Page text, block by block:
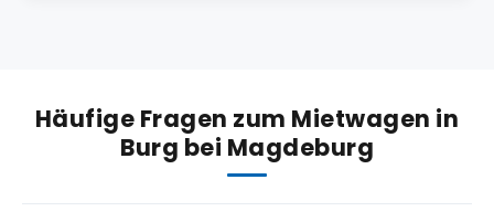
Häufige Fragen zum Mietwagen in
Burg bei Magdeburg